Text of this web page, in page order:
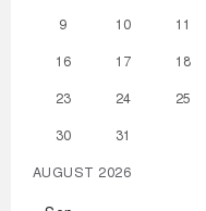
AUGUST 2026
9 10 11
16 17 18
23 24 25
30 31